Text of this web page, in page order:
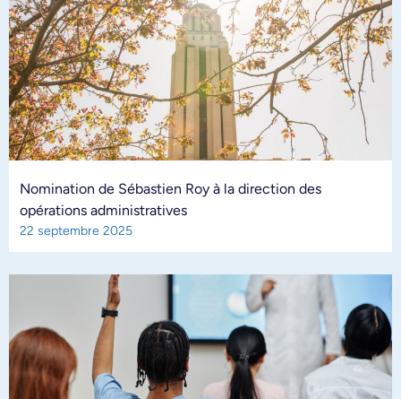
Nomination de Sébastien Roy à la direction des
opérations administratives
22 septembre 2025